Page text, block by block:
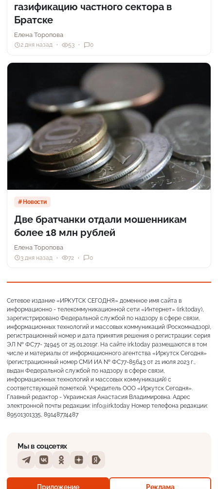
Слабая морось
газификацию частного сектора в
Братске
Елена Торопова
2 дня назад 53 0
Новости
Две братчанки отдали мошенникам
более 18 млн рублей
Елена Торопова
3 дня назад 72 0
Сетевое издание «ИРКУТСК СЕГОДНЯ» доменное имя сайта в
информационно - телекоммуникационной сети «Интернет» (irk.today),
зарегистрировано Федеральной службой по надзору в сфере связи,
информационных технологий и массовых коммуникаций (Роскомнадзор),
регистрационный номер и дата принятия решения о регистрации: серия
ЭЛ № ФС77- 74945 от 25.01.2019г. На сайте irk.today размещаются в том
числе и материалы от информационного агентства «Иркутск Сегодня»
(регистрационный номер СМИ ИА № ФС77-85643 от 21 июля 2023 г.,
выдан Федеральной службой по надзору в сфере связи,
информационных технологий и массовых коммуникаций) с
соответствующей пометкой. Учредитель ООО «Иркутск Сегодня».
Главный редактор - Украинская Анастасия Владимировна. Адрес
электронной почты редакции: info@irk.today Номер телефона редакции:
89501301335, 89148774487
Мы в соцсетях
TelegramVKontakteOdnoklassniki
DzenYandex
Приложение Реклама